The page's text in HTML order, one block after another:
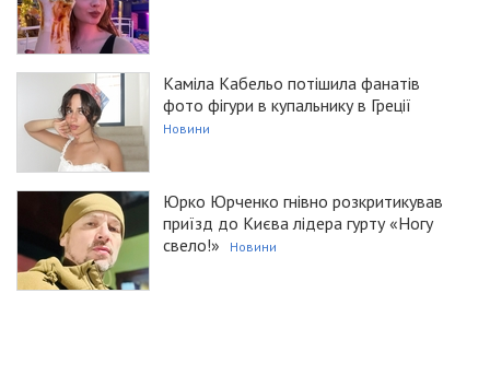
Каміла Кабельо потішила фанатів
фото фігури в купальнику в Греції
Новини
Юрко Юрченко гнівно розкритикував
приїзд до Києва лідера гурту «Ногу
свело!»
Новини